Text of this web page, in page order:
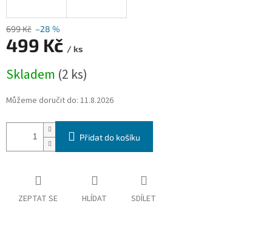
699 Kč –28 %
499 Kč / ks
cena:
Skladem (2 ks)
Můžeme doručit do: 11.8.2026
Přidat do košíku
ZEPTAT SE HLÍDAT SDÍLET